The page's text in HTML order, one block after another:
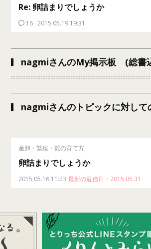
Re: 卵詰まりでしょうか
16 2015.05.19 19:31
nagmiさんのMy掲示板 (総書
nagmiさんのトピックに対して
産卵・繁殖・雛の育て方
卵詰まりでしょうか
2015.05.16 11:23 最新の返信日：2015.05.31